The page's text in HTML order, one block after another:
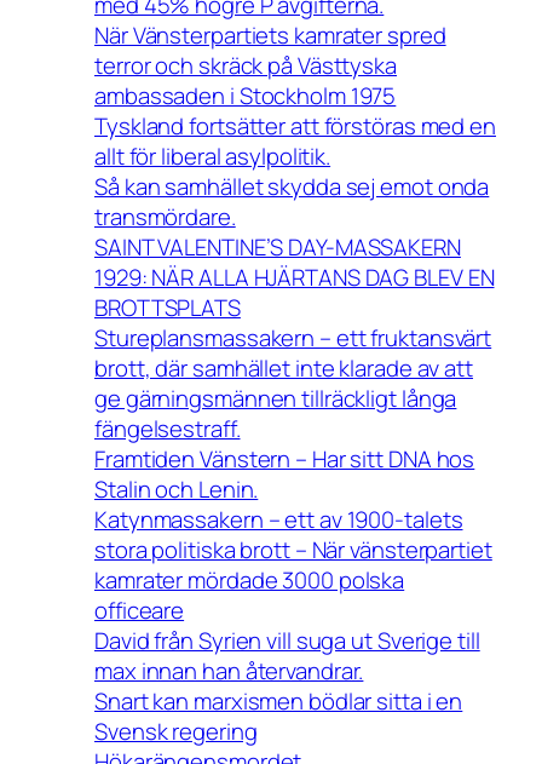
När Vänsterpartiets kamrater spred
terror och skräck på Västtyska
ambassaden i Stockholm 1975
Tyskland fortsätter att förstöras med en
allt för liberal asylpolitik.
Så kan samhället skydda sej emot onda
transmördare.
SAINT VALENTINE’S DAY-MASSAKERN
1929: NÄR ALLA HJÄRTANS DAG BLEV EN
BROTTSPLATS
Stureplansmassakern – ett fruktansvärt
brott, där samhället inte klarade av att
ge gärningsmännen tillräckligt långa
fängelsestraff.
Framtiden Vänstern – Har sitt DNA hos
Stalin och Lenin.
Katynmassakern – ett av 1900-talets
stora politiska brott – När vänsterpartiet
kamrater mördade 3000 polska
officeare
David från Syrien vill suga ut Sverige till
max innan han återvandrar.
Snart kan marxismen bödlar sitta i en
Svensk regering